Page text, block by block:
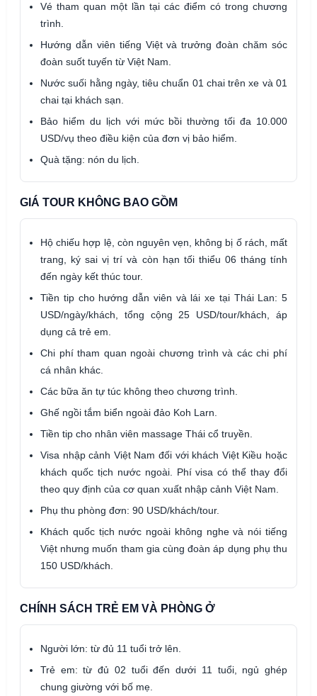
Vé tham quan một lần tại các điểm có trong chương
trình.
Hướng dẫn viên tiếng Việt và trưởng đoàn chăm sóc
đoàn suốt tuyến từ Việt Nam.
Nước suối hằng ngày, tiêu chuẩn 01 chai trên xe và 01
chai tại khách sạn.
Bảo hiểm du lịch với mức bồi thường tối đa 10.000
USD/vụ theo điều kiện của đơn vị bảo hiểm.
Quà tặng: nón du lịch.
GIÁ TOUR KHÔNG BAO GỒM
Hộ chiếu hợp lệ, còn nguyên vẹn, không bị ố rách, mất
trang, ký sai vị trí và còn hạn tối thiểu 06 tháng tính
đến ngày kết thúc tour.
Tiền tip cho hướng dẫn viên và lái xe tại Thái Lan: 5
USD/ngày/khách, tổng cộng 25 USD/tour/khách, áp
dụng cả trẻ em.
Chi phí tham quan ngoài chương trình và các chi phí
cá nhân khác.
Các bữa ăn tự túc không theo chương trình.
Ghế ngồi tắm biển ngoài đảo Koh Larn.
Tiền tip cho nhân viên massage Thái cổ truyền.
Visa nhập cảnh Việt Nam đối với khách Việt Kiều hoặc
khách quốc tịch nước ngoài. Phí visa có thể thay đổi
theo quy định của cơ quan xuất nhập cảnh Việt Nam.
Phụ thu phòng đơn: 90 USD/khách/tour.
Khách quốc tịch nước ngoài không nghe và nói tiếng
Việt nhưng muốn tham gia cùng đoàn áp dụng phụ thu
150 USD/khách.
CHÍNH SÁCH TRẺ EM VÀ PHÒNG Ở
Người lớn: từ đủ 11 tuổi trở lên.
Trẻ em: từ đủ 02 tuổi đến dưới 11 tuổi, ngủ ghép
chung giường với bố mẹ.